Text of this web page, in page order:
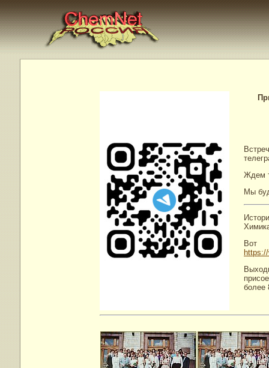
Ждем
Мы
Вот
более